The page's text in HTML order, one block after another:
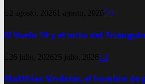
2 agosto, 2026 1 agosto, 2026 0
El Vuelo 19 y el mito del
26 julio, 2026 25 julio, 2026 0
Matthias Sindelar, el hombre de